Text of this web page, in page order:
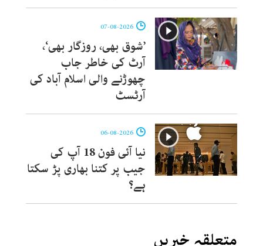
’شوق بھی، روزگار بھی‘،
آرٹ کی خاطر جاب
چھوڑنے والی اسلام آباد کی
آرٹسٹ
نیا آئی فون 18 آپ کی
جیب پر کتنا بھاری پڑ سکتا
ہے؟
متعلقہ خبریں